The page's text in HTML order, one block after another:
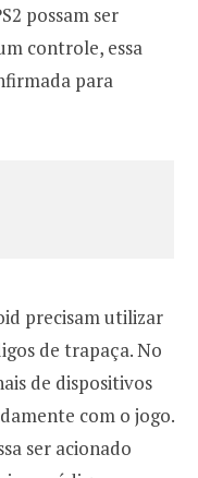
possam ser
controle, essa
para
precisam utilizar
de trapaça. No
de dispositivos
com o jogo.
ser acionado